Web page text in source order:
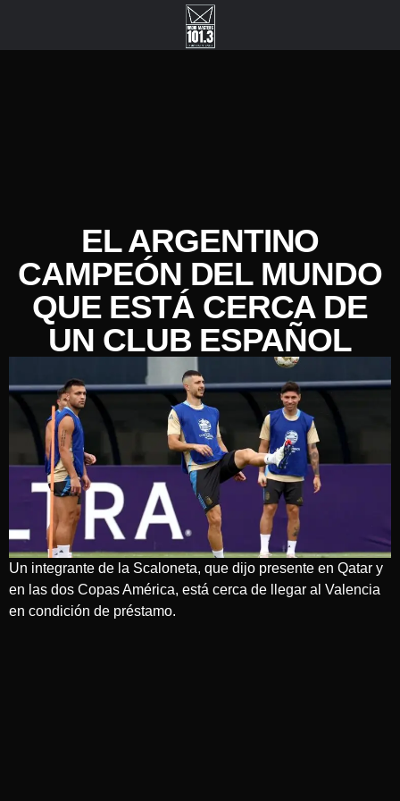
EL ARGENTINO
CAMPEÓN DEL MUNDO
QUE ESTÁ CERCA DE
UN CLUB ESPAÑOL
Un integrante de la Scaloneta, que dijo presente en Qatar y
en las dos Copas América, está cerca de llegar al Valencia
en condición de préstamo.